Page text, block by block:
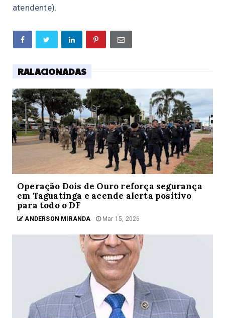
atendente).
RALACIONADAS
Operação Dois de Ouro reforça segurança
em Taguatinga e acende alerta positivo
para todo o DF
ANDERSON MIRANDA Mar 15, 2026